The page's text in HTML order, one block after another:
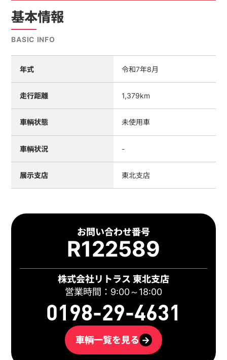
基本情報
BASIC INFO
年式 令和7年8月
走行距離 1,379km
車輌状態 未使用車
車輌状況 -
展示支店 東北支店
お問い合わせ番号
R122589
株式会社リトラス 東北支店
営業時間：9:00～18:00
0198-29-4631
車輌一覧を見る →